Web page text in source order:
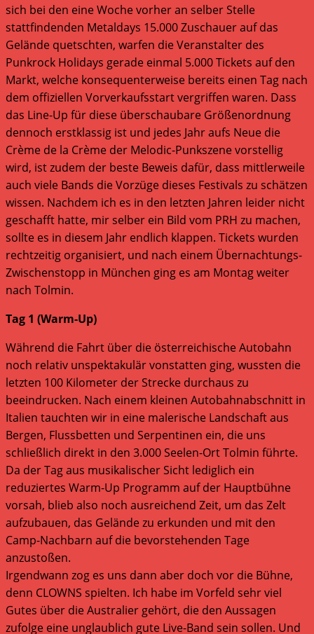
sich bei den eine Woche vorher an selber Stelle
stattfindenden Metaldays 15.000 Zuschauer auf das
Gelände quetschten, warfen die Veranstalter des
Punkrock Holidays gerade einmal 5.000 Tickets auf den
Markt, welche konsequenterweise bereits einen Tag nach
dem offiziellen Vorverkaufsstart vergriffen waren. Dass
das Line-Up für diese überschaubare Größenordnung
dennoch erstklassig ist und jedes Jahr aufs Neue die
Crème de la Crème der Melodic-Punkszene vorstellig
wird, ist zudem der beste Beweis dafür, dass mittlerweile
auch viele Bands die Vorzüge dieses Festivals zu schätzen
wissen. Nachdem ich es in den letzten Jahren leider nicht
geschafft hatte, mir selber ein Bild vom PRH zu machen,
sollte es in diesem Jahr endlich klappen. Tickets wurden
rechtzeitig organisiert, und nach einem Übernachtungs-
Zwischenstopp in München ging es am Montag weiter
nach Tolmin.
Tag 1 (Warm-Up)
Während die Fahrt über die österreichische Autobahn
noch relativ unspektakulär vonstatten ging, wussten die
letzten 100 Kilometer der Strecke durchaus zu
beeindrucken. Nach einem kleinen Autobahnabschnitt in
Italien tauchten wir in eine malerische Landschaft aus
Bergen, Flussbetten und Serpentinen ein, die uns
schließlich direkt in den 3.000 Seelen-Ort Tolmin führte.
Da der Tag aus musikalischer Sicht lediglich ein
reduziertes Warm-Up Programm auf der Hauptbühne
vorsah, blieb also noch ausreichend Zeit, um das Zelt
aufzubauen, das Gelände zu erkunden und mit den
Camp-Nachbarn auf die bevorstehenden Tage
anzustoßen.
Irgendwann zog es uns dann aber doch vor die Bühne,
denn CLOWNS spielten. Ich habe im Vorfeld sehr viel
Gutes über die Australier gehört, die den Aussagen
zufolge eine unglaublich gute Live-Band sein sollen. Und